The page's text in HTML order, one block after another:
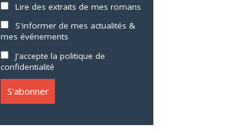
Lire des extraits de mes romans
S'informer de mes actualités &
mes événements
J'accepte la politique de
confidentialité